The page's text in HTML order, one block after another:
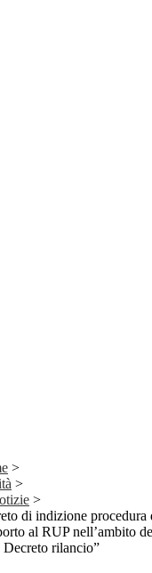
>
>
>
di indizione procedura
al RUP nell’ambito
Decreto rilancio”